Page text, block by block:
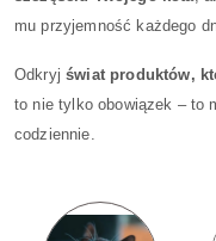
mu przyjemność każdego
Odkryjświat produktów,
to nie tylko obowiązek – to
codziennie.